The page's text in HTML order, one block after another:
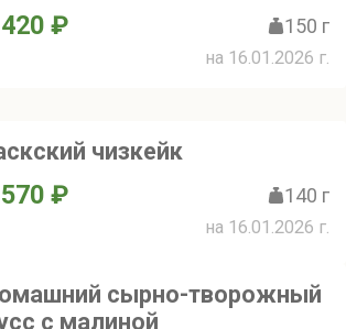
420 ₽ 150 г
на 16.01.2026 г.
чизкейк
570 ₽ 140 г
на 16.01.2026 г.
сырно-творожный
с малиной